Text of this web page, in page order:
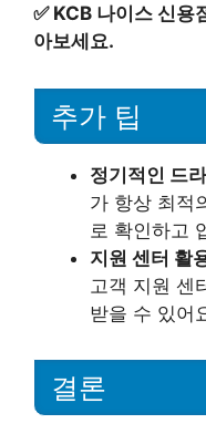
✅ KCB 나이스 신용
아보세요.
추가 팁
정기적인 드
가 항상 최적
로 확인하고
지원 센터 활
고객 지원 센
받을 수 있어
결론